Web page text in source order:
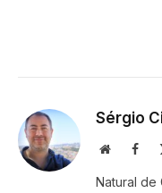
Sérgio
Website
Natural de